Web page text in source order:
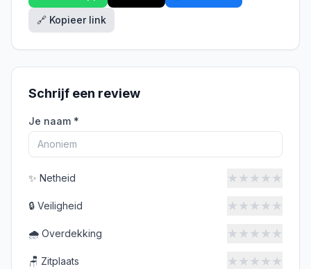
🔗 Kopieer link
Schrijf een review
Je naam *
✨ Netheid ★★★★★
🔒 Veiligheid ★★★★★
🌧️ Overdekking ★★★★★
🪑 Zitplaats ★★★★★